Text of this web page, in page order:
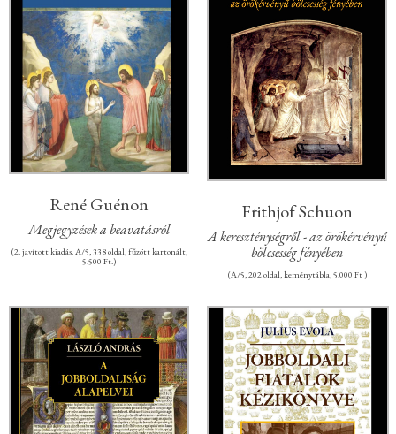
René Guénon
Megjegyzések a beavatásról
(2. javított kiadás. A/5, 338 oldal, fűzött kartonált,
5.500 Ft.)
Frithjof Schuon
A kereszténységről - az örökérvényű
bölcsesség fényében
(A/5, 202 oldal, keménytábla, 5.000 Ft )